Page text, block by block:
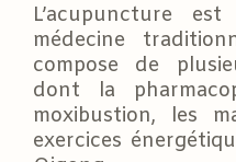
L’acupuncture
médecine
compose de
dont la
moxibustion, les
exercices